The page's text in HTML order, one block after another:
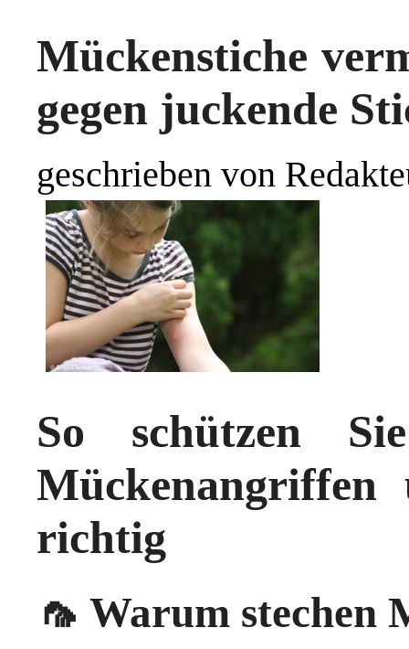
Mückenstiche
gegen juckende
geschrieben von
So schützen
Mückenangriffen
richtig
🦟 Warum stechen